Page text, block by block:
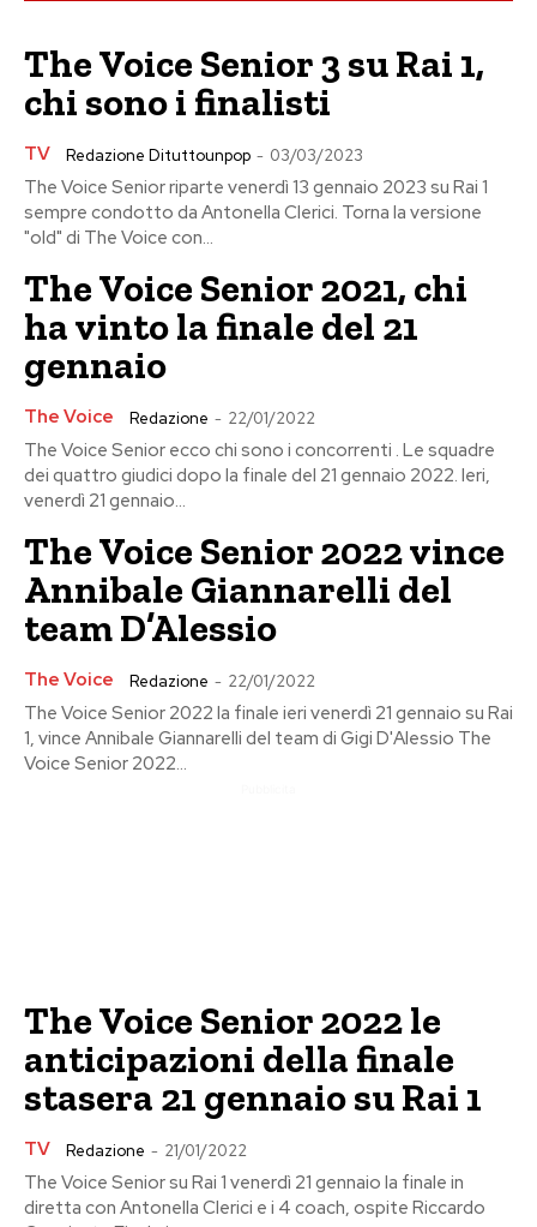
The Voice Senior 3 su Rai 1,
chi sono i finalisti
TV Redazione Dituttounpop - 03/03/2023
The Voice Senior riparte venerdì 13 gennaio 2023 su Rai 1
sempre condotto da Antonella Clerici. Torna la versione
"old" di The Voice con...
The Voice Senior 2021, chi
ha vinto la finale del 21
gennaio
The Voice Redazione - 22/01/2022
The Voice Senior ecco chi sono i concorrenti . Le squadre
dei quattro giudici dopo la finale del 21 gennaio 2022. Ieri,
venerdì 21 gennaio...
The Voice Senior 2022 vince
Annibale Giannarelli del
team D’Alessio
The Voice Redazione - 22/01/2022
The Voice Senior 2022 la finale ieri venerdì 21 gennaio su Rai
1, vince Annibale Giannarelli del team di Gigi D'Alessio The
Voice Senior 2022...
The Voice Senior 2022 le
anticipazioni della finale
stasera 21 gennaio su Rai 1
TV Redazione - 21/01/2022
The Voice Senior su Rai 1 venerdì 21 gennaio la finale in
diretta con Antonella Clerici e i 4 coach, ospite Riccardo